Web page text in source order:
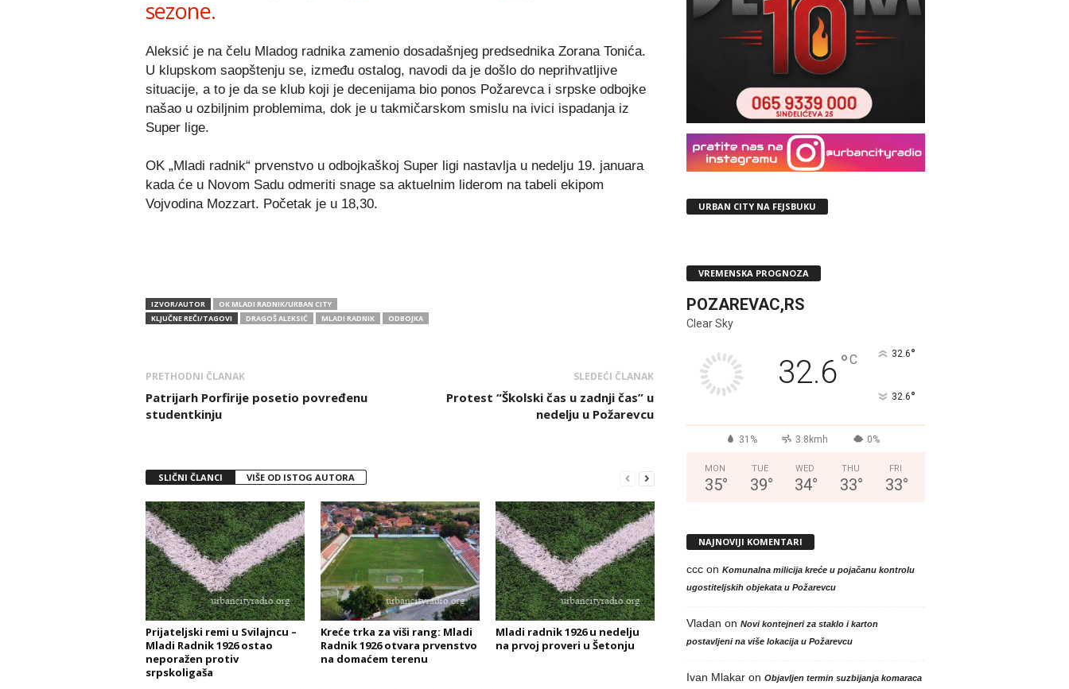
sezone.
Aleksić je na čelu Mladog radnika zamenio dosadašnjeg predsednika Zorana Tonića.
U klupskom saopštenju se, između ostalog, navodi da je došlo do neprihvatljive
situacije, a to je da se klub koji je decenijama bio ponos Požarevca i srpske odbojke
našao u ozbiljnim problemima, dok je u takmičarskom smislu na ivici ispadanja iz
Super lige.
OK „Mladi radnik“ prvenstvo u odbojkaškoj Super ligi nastavlja u nedelju 19. januara
kada će u Novom Sadu odmeriti snage sa aktuelnim liderom na tabeli ekipom
Vojvodina Mozzart. Početak je u 18,30.
IZVOR/AUTOR
OK MLADI RADNIK/URBAN CITY
KLJUČNE REČI/TAGOVI
DRAGOŠ ALEKSIĆ MLADI RADNIK ODBOJKA
PRETHODNI ČLANAK
Patrijarh Porfirije posetio povređenu
studentkinju
SLEDEĆI ČLANAK
Protest “Školski čas u zadnji čas” u
nedelju u Požarevcu
SLIČNI ČLANCI VIŠE OD ISTOG AUTORA
Prijateljski remi u Svilajncu –
Mladi Radnik 1926 ostao
neporažen protiv
srpskoligaša
Kreće trka za viši rang: Mladi
Radnik 1926 otvara prvenstvo
na domaćem terenu
Mladi radnik 1926 u nedelju
na prvoj proveri u Šetonju
URBAN CITY NA FEJSBUKU
VREMENSKA PROGNOZA
POZAREVAC,RS
Clear Sky
32.6°C 32.6°
32.6°
31% 3.8kmh 0%
MON
35°
TUE
39°
WED
34°
THU
33°
FRI
33°
NAJNOVIJI KOMENTARI
cccon Komunalna milicija kreće u pojačanu kontrolu
ugostiteljskih objekata u Požarevcu
Vladan on Novi kontejneri za staklo i karton
postavljeni na više lokacija u Požarevcu
Ivan Mlakaron Objavljen termin suzbijanja komaraca